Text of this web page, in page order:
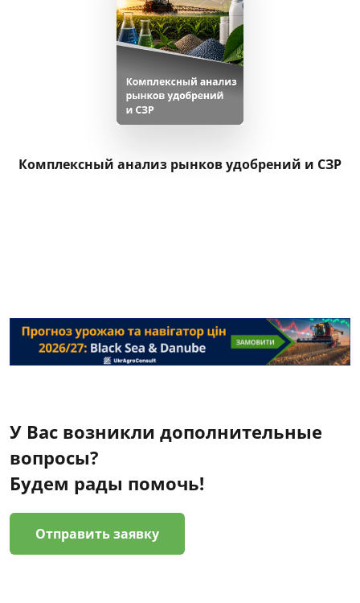
Комплексный анализ рынков удобрений и СЗР
У Вас возникли дополнительные
вопросы?
Будем рады помочь!
Отправить заявку